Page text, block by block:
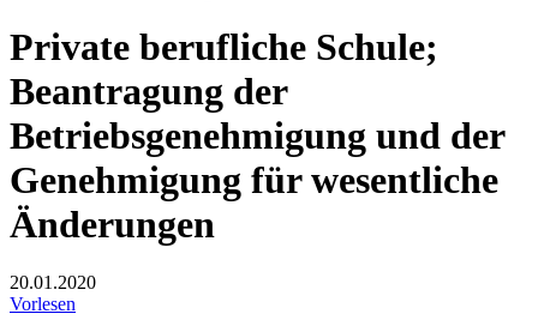
Private berufliche Schule;
Beantragung der
Betriebsgenehmigung und der
Genehmigung für wesentliche
Änderungen
20.01.2020
Vorlesen